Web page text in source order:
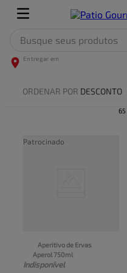
ORDENAR POR DESCONTO
65
Patrocinado
Aperitivo de Ervas
Aperol 750ml
Indisponível
TERMOS MAIS BUSCADOS
4º
arroz